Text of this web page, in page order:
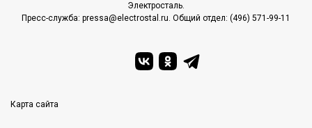
Электросталь.
Пресс-служба: pressa@electrostal.ru. Общий отдел: (496) 571-99-11
Карта сайта